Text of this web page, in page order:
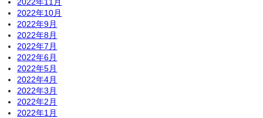
2022年10月
2022年9月
2022年8月
2022年7月
2022年6月
2022年5月
2022年4月
2022年3月
2022年2月
2022年1月